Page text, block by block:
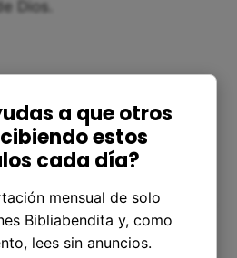
Dios.
de ser una
a que otros
estos
cada día?
mensual de solo
Bibliabendita y, como
lees sin anuncios.